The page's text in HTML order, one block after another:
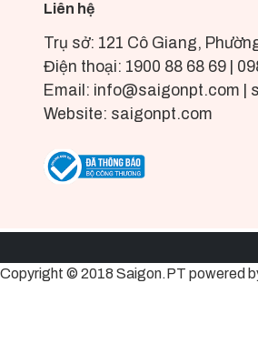
Liên hệ
Trụ sở: 121 Cô Giang,
Điện thoại: 1900 88 68 69 |
Email: info@saigonpt.com |
Website: saigonpt.com
Copyright © 2018 Saigon.PT powered